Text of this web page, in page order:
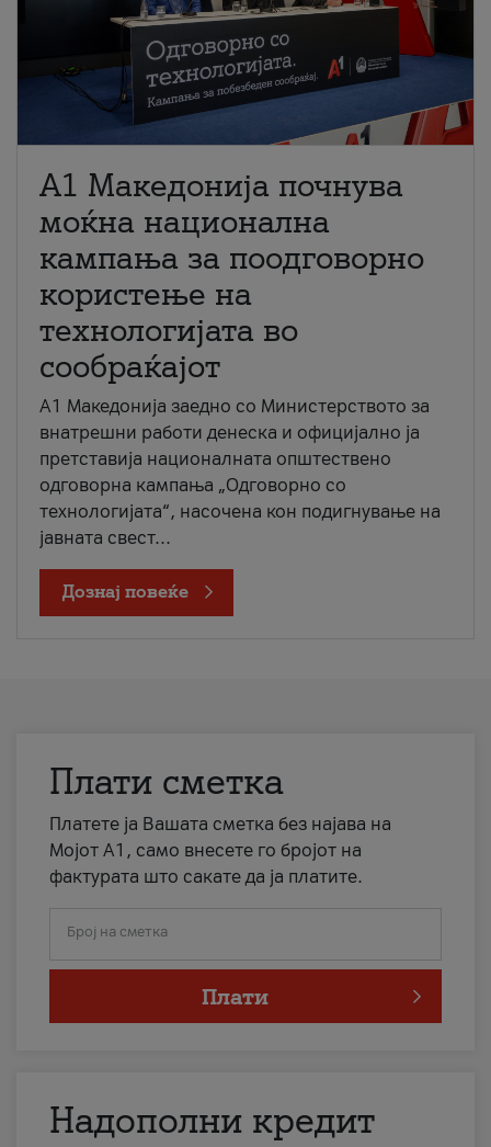
A1 Македонија почнува
моќна национална
кампања за поодговорно
користење на
технологијата во
сообраќајот
A1 Македонија заедно со Министерството за
внатрешни работи денеска и официјално ја
претставија националната општествено
одговорна кампања „Одговорно со
технологијата“, насочена кон подигнување на
јавната свест...
Дознај повеќе
Плати сметка
Платете ја Вашата сметка без најава на
Мојот А1, само внесете го бројот на
фактурата што сакате да ја платите.
Број на сметка
Плати
Надополни кредит